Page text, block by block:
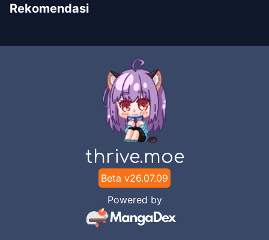
Rekomendasi
thrive.moe
Beta v26.07.09
Powered by